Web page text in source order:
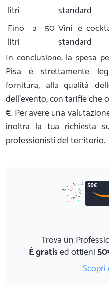
litri
standard
Fino a 50
litri
Vini e
standard
In conclusione, la spesa
Pisa è strettamente
fornitura, alla qualità
dell'evento, con tariffe che
€. Per avere una
inoltra la tua richiesta
professionisti del territorio.
Trova un
È gratised ottieni
Scopri